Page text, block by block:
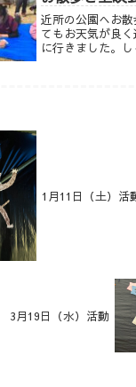
春...
近所の公園へお
てもお天気が良
に行きました。
1月11日（土）活
3月19日（水）活動